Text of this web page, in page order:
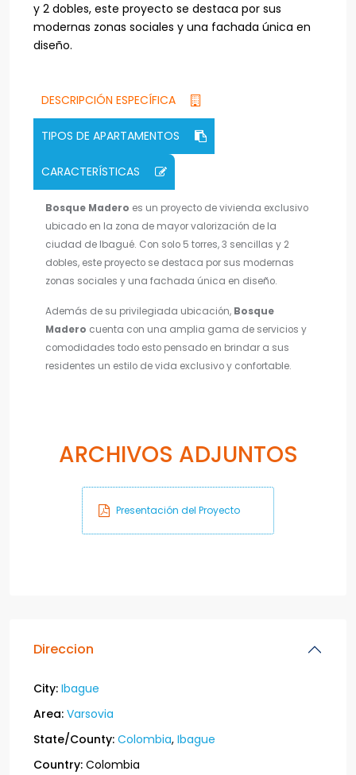
y 2 dobles, este proyecto se destaca por sus
modernas zonas sociales y una fachada única en
diseño.
DESCRIPCIÓN ESPECÍFICA
TIPOS DE APARTAMENTOS
CARACTERÍSTICAS
Bosque Madero es un proyecto de vivienda exclusivo
ubicado en la zona de mayor valorización de la
ciudad de Ibagué. Con solo 5 torres, 3 sencillas y 2
dobles, este proyecto se destaca por sus modernas
zonas sociales y una fachada única en diseño.
Además de su privilegiada ubicación, Bosque
Madero cuenta con una amplia gama de servicios y
comodidades todo esto pensado en brindar a sus
residentes un estilo de vida exclusivo y confortable.
ARCHIVOS ADJUNTOS
Presentación del Proyecto
Direccion
City: Ibague
Area: Varsovia
State/County: Colombia, Ibague
Country: Colombia